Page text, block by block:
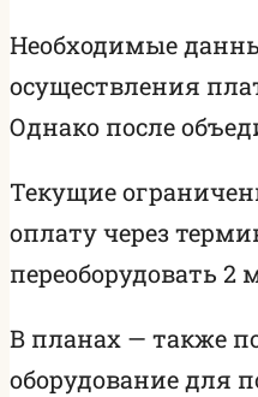
Необходимые
осуществления
Однако после
Текущие
оплату через
переоборудовать
В планах — также
оборудование для